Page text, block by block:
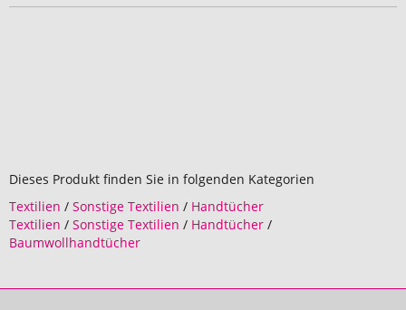
Dieses Produkt finden Sie in folgenden Kategorien
Textilien / Sonstige Textilien / Handtücher
Textilien / Sonstige Textilien / Handtücher /
Baumwollhandtücher